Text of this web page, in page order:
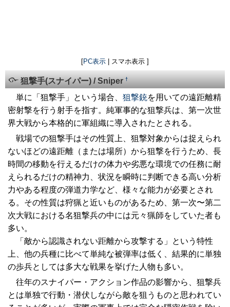
[PC表示 | スマホ表示 ]
狙撃手(スナイパー) / Sniper†
単に「狙撃手」という場合、 狙撃銃を用いての遠距離精
密射撃を行う射手を指す。純軍事的な狙撃兵は、第一次世
界大戦から本格的に軍組織に導入されたとされる。
戦場での狙撃手はその性質上、狙撃対象からは捉えられ
ないほどの遠距離（または場所）から狙撃を行うため、長
時間の移動を行えるだけの体力や劣悪な環境での任務に耐
えられるだけの精神力、状況を瞬時に判断できる高い分析
力やある程度の弾道力学など、様々な能力が必要とされ
る。その性質は狩猟と近いものがあるため、第一次〜第二
次大戦における名狙撃兵の中には元々猟師をしていた者も
多い。
「敵から認識されない距離から攻撃する」という特性
上、他の兵種に比べて単純な被弾率は低く、結果的に単独
の歩兵としては多大な戦果を挙げた人物も多い。
往年のスナイパー・アクション作品の影響から、狙撃兵
とは単独で行動・潜伏しながら敵を狙うものと思われてい